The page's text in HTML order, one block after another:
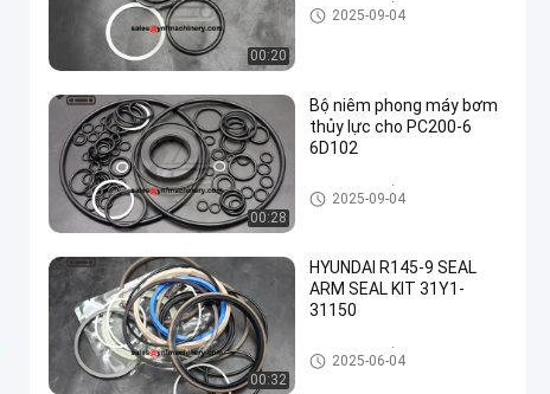
00:20
Máy đóng dấu
2025-09-04
00:28
Bộ niêm phong máy bơm
thủy lực cho PC200-6
6D102
Máy đóng dấu
2025-09-04
00:32
HYUNDAI R145-9 SEAL
ARM SEAL KIT 31Y1-
31150
Máy đóng dấu
2025-06-04